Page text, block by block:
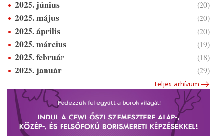
2025. június (20)
2025. május (20)
2025. április (20)
2025. március (19)
2025. február (18)
2025. január (29)
teljes arhívum